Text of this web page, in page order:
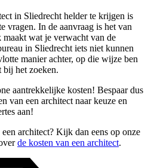
in Sliedrecht helder te krijgen is
vragen. In de aanvraag is het van
wat je verwacht van de
in Sliedrecht iets niet kunnen
manier achter, op die wijze ben
het zoeken.
aantrekkelijke kosten! Bespaar dus
van een architect naar keuze en
aan!
architect? Kijk dan eens op onze
de kosten van een architect.